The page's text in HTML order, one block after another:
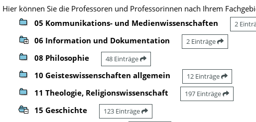
Hier können Sie die Professoren und Professorinnen nach Ihrem
05 Kommunikations- und Medienwissenschaften
2
06 Information und Dokumentation 2 Einträge
08 Philosophie 48 Einträge
10 Geisteswissenschaften allgemein 12 Einträge
11 Theologie, Religionswissenschaft 197 Einträge
15 Geschichte 123 Einträge